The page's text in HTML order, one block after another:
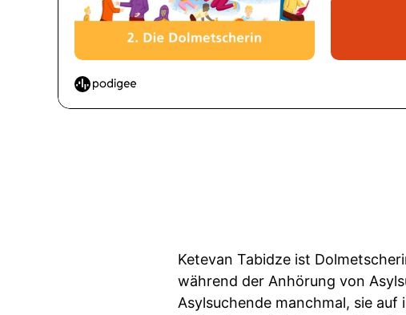
Ketevan Tabidze ist
während der Anhörung von
Asylsuchende manchmal, sie